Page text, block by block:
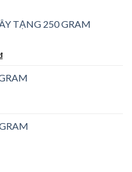
TẠNG 250 GRAM
Giá
tại